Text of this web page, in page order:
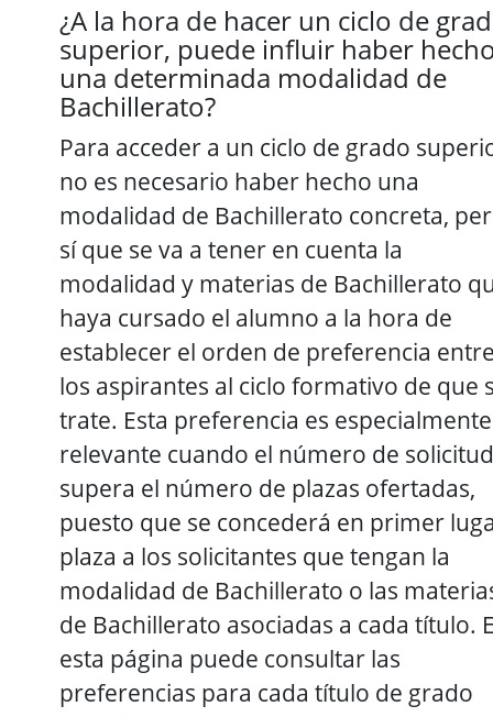
¿A la hora de hacer un ciclo de
superior, puede influir haber
una determinada modalidad de
Bachillerato?
Para acceder a un ciclo de grado
no es necesario haber hecho una
modalidad de Bachillerato concreta,
sí que se va a tener en cuenta la
modalidad y materias de Bachillerato
haya cursado el alumno a la hora de
establecer el orden de preferencia
los aspirantes al ciclo formativo de que
trate. Esta preferencia es especialmente
relevante cuando el número de
supera el número de plazas ofertadas,
puesto que se concederá en primer
plaza a los solicitantes que tengan la
modalidad de Bachillerato o las
de Bachillerato asociadas a cada título.
esta página puede consultar las
preferencias para cada título de grado